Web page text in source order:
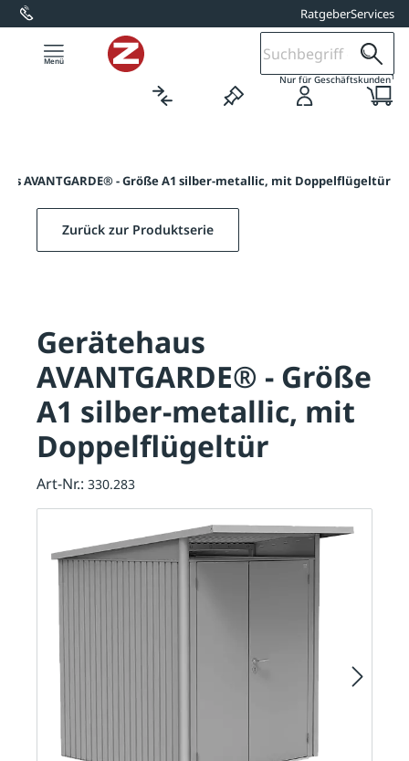
springen RatgeberServices
Nur für Geschäftskunden1
AVANTGARDE® - Größe A1 silber-metallic, mit Doppelflügeltür
Zurück zur Produktserie
Gerätehaus
AVANTGARDE® - Größe
A1 silber-metallic, mit
Doppelflügeltür
Art-Nr.: 330.283